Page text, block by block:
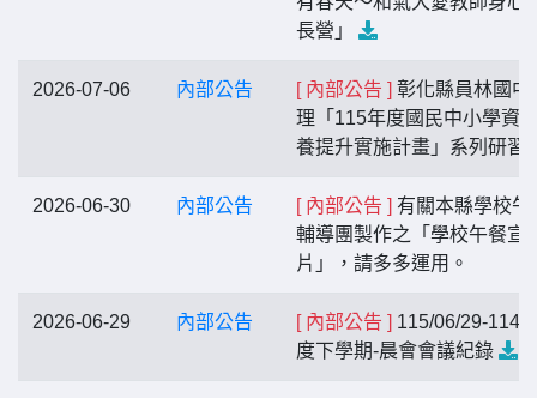
長營」
2026-07-06 內部公告 [ 內部公告 ] 彰化縣員林國中
理「115年度國民中小學資
養提升實施計畫」系列研習
2026-06-30 內部公告 [ 內部公告 ] 有關本縣學校午
輔導團製作之「學校午餐宣
片」，請多多運用。
2026-06-29 內部公告 [ 內部公告 ] 115/06/29-114
度下學期-晨會會議紀錄